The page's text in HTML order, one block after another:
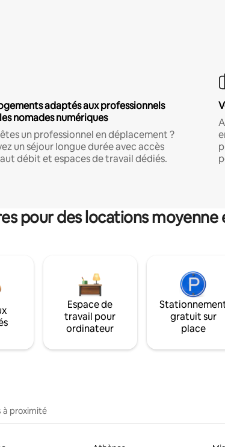
adaptés aux professionnels
nomades numériques
un professionnel en déplacement ?
un séjour longue durée avec accès
débit et espaces de travail dédiés.
pour des locations
Espace de
travail pour
ordinateur
gratuit sur
place
à proximité